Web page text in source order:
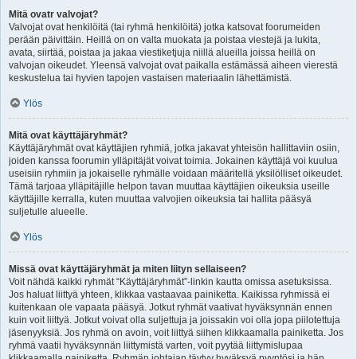
Mitä ovatr valvojat?
Valvojat ovat henkilöitä (tai ryhmä henkilöitä) jotka katsovat foorumeiden
perään päivittäin. Heillä on on valta muokata ja poistaa viestejä ja lukita,
avata, siirtää, poistaa ja jakaa viestiketjuja niillä alueilla joissa heillä on
valvojan oikeudet. Yleensä valvojat ovat paikalla estämässä aiheen vierestä
keskustelua tai hyvien tapojen vastaisen materiaalin lähettämistä.
Ylös
Mitä ovat käyttäjäryhmät?
Käyttäjäryhmät ovat käyttäjien ryhmiä, jotka jakavat yhteisön hallittaviin osiin,
joiden kanssa foorumin ylläpitäjät voivat toimia. Jokainen käyttäjä voi kuulua
useisiin ryhmiin ja jokaiselle ryhmälle voidaan määritellä yksilölliset oikeudet.
Tämä tarjoaa ylläpitäjille helpon tavan muuttaa käyttäjien oikeuksia useille
käyttäjille kerralla, kuten muuttaa valvojien oikeuksia tai hallita pääsyä
suljetulle alueelle.
Ylös
Missä ovat käyttäjäryhmät ja miten liityn sellaiseen?
Voit nähdä kaikki ryhmät “Käyttäjäryhmät”-linkin kautta omissa asetuksissa.
Jos haluat liittyä yhteen, klikkaa vastaavaa painiketta. Kaikissa ryhmissä ei
kuitenkaan ole vapaata pääsyä. Jotkut ryhmät vaativat hyväksynnän ennen
kuin voit liittyä. Jotkut voivat olla suljettuja ja joissakin voi olla jopa piilotettuja
jäsenyyksiä. Jos ryhmä on avoin, voit liittyä siihen klikkaamalla painiketta. Jos
ryhmä vaatii hyväksynnän liittymistä varten, voit pyytää liittymislupaa